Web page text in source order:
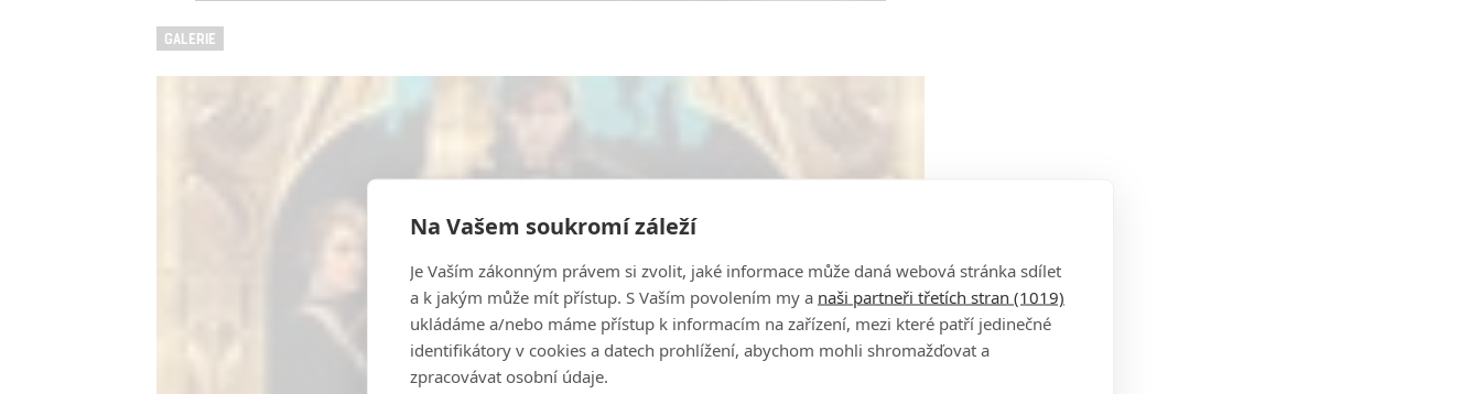
GALERIE
Na Vašem soukromí záleží
Je Vaším zákonným právem si zvolit, jaké informace může daná webová stránka sdílet
a k jakým může mít přístup. S Vaším povolením my a naši partneři třetích stran (1019)
ukládáme a/nebo máme přístup k informacím na zařízení, mezi které patří jedinečné
identifikátory v cookies a datech prohlížení, abychom mohli shromažďovat a
zpracovávat osobní údaje.